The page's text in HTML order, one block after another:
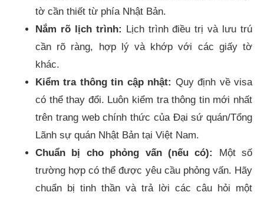
tờ cần thiết từ phía Nhật Bản.
Nắm rõ lịch trình: Lịch trình điều trị và lưu trú
cần rõ ràng, hợp lý và khớp với các giấy tờ
khác.
Kiểm tra thông tin cập nhật: Quy định về visa
có thể thay đổi. Luôn kiểm tra thông tin mới nhất
trên trang web chính thức của Đại sứ quán/Tổng
Lãnh sự quán Nhật Bản tại Việt Nam.
Chuẩn bị cho phỏng vấn (nếu có):
Một số
trường hợp có thể được yêu cầu phỏng vấn. Hãy
chuẩn bị tinh thần và trả lời các câu hỏi một